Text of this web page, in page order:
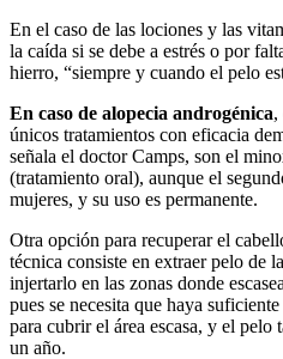
En el caso de las lociones y las
la caída si se debe a estrés o por
hierro, “siempre y cuando el pelo
En caso de alopecia androgénica,
únicos tratamientos con eficacia
señala el doctor Camps, son el
(tratamiento oral), aunque el
mujeres, y su uso es permanente.
Otra opción para recuperar el
técnica consiste en extraer pelo de
injertarlo en las zonas donde
pues se necesita que haya
para cubrir el área escasa, y el pelo
un año.